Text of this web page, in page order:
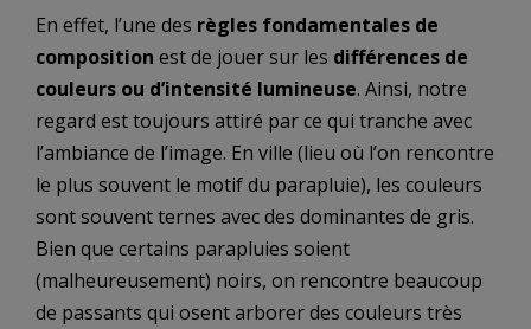
En effet, l’une des règles fondamentales de
composition est de jouer sur les différences de
couleurs ou d’intensité lumineuse. Ainsi, notre
regard est toujours attiré par ce qui tranche avec
l’ambiance de l’image. En ville (lieu où l’on rencontre
le plus souvent le motif du parapluie), les couleurs
sont souvent ternes avec des dominantes de gris.
Bien que certains parapluies soient
(malheureusement) noirs, on rencontre beaucoup
de passants qui osent arborer des couleurs très